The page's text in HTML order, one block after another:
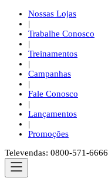
Nossas Lojas
|
Trabalhe Conosco
|
Treinamentos
|
Campanhas
|
Fale Conosco
|
Lançamentos
|
Promoções
Televendas: 0800-571-6666